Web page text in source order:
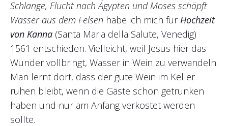
Schlange, Flucht nach Ägypten und Moses schöpft
Wasser aus dem Felsen habe ich mich fürHochzeit
von Kanna (Santa Maria della Salute, Venedig)
1561 entschieden. Vielleicht, weil Jesus hier das
Wunder vollbringt, Wasser in Wein zu verwandeln.
Man lernt dort, dass der gute Wein im Keller
ruhen bleibt, wenn die Gäste schon getrunken
haben und nur am Anfang verkostet werden
sollte.